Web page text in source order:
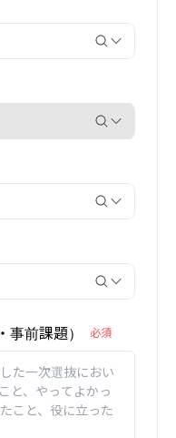
前課題） 必須